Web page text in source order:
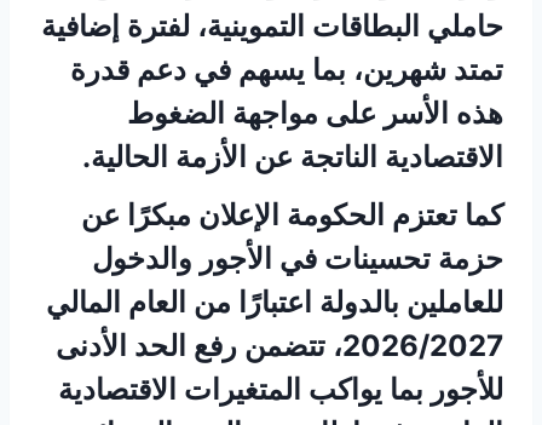
حاملي البطاقات التموينية، لفترة إضافية
تمتد شهرين، بما يسهم في دعم قدرة
هذه الأسر على مواجهة الضغوط
الاقتصادية الناتجة عن الأزمة الحالية.
كما تعتزم الحكومة الإعلان مبكرًا عن
حزمة تحسينات في الأجور والدخول
للعاملين بالدولة اعتبارًا من العام المالي
2026/2027، تتضمن رفع الحد الأدنى
للأجور بما يواكب المتغيرات الاقتصادية